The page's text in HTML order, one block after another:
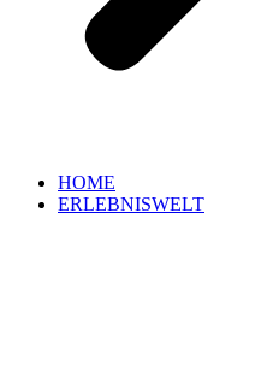
HOME
ERLEBNISWELT